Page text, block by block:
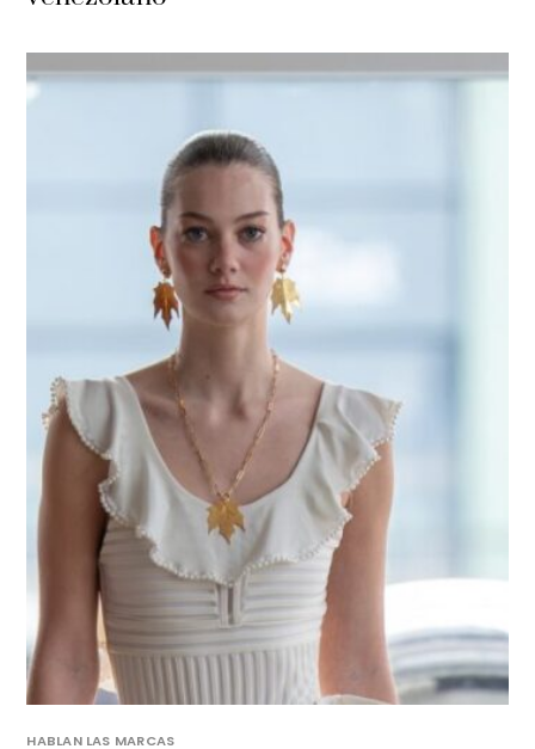
HABLAN LAS MARCAS